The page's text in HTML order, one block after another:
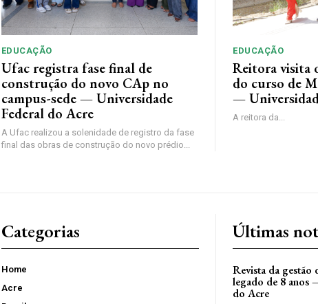
EDUCAÇÃO
Ufac registra fase final de
construção do novo CAp no
campus-sede — Universidade
Federal do Acre
A Ufac realizou a solenidade de registro da fase
final das obras de construção do novo prédio...
EDUCAÇÃO
Reitora visita
do curso de
—
A reitora da...
Categorias
Home
Acre
Últimas
Revista da
legado de 8 anos
do Acre